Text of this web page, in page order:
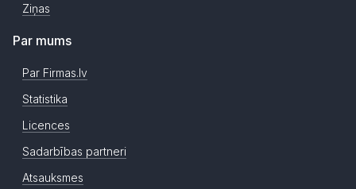
Ziņas
Par mums
Par Firmas.lv
Statistika
Licences
Sadarbības partneri
Atsauksmes